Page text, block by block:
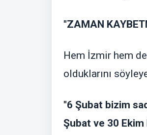
"ZAMAN
Hem İzmir hem
olduklarını
"6 Şubat bizim
Şubat ve 30